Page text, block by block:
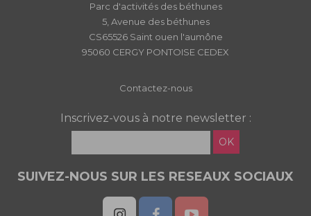
Parc d'activités des béthunes
5, Avenue des béthunes
CS65526 Saint ouen l'aumône
95060 CERGY PONTOISE CEDEX
Contactez-nous
Inscrivez-vous à notre newsletter :
OK
SUIVEZ-NOUS SUR LES RESEAUX SOCIAUX